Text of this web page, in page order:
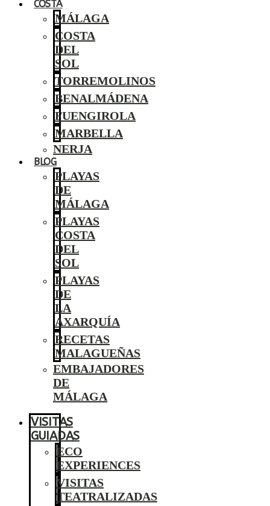
COSTA
MÁLAGA
COSTA
DEL
SOL
TORREMOLINOS
BENALMÁDENA
FUENGIROLA
MARBELLA
NERJA
BLOG
PLAYAS
DE
MÁLAGA
PLAYAS
COSTA
DEL
SOL
PLAYAS
DE
LA
AXARQUÍA
RECETAS
MALAGUEÑAS
EMBAJADORES
DE
MÁLAGA
VISITAS
GUIADAS
ECO
EXPERIENCES
VISITAS
TEATRALIZADAS